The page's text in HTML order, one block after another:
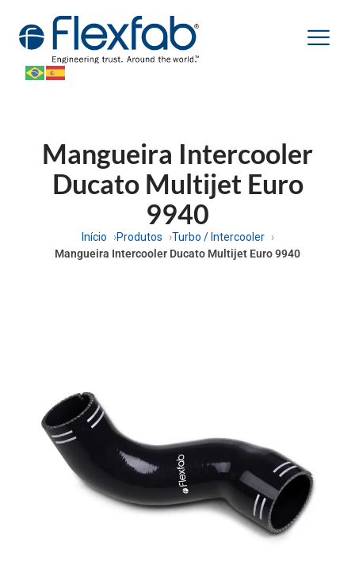
Mangueira Intercooler
Ducato Multijet Euro
9940
Início Produtos
Turbo / Intercooler
Mangueira Intercooler Ducato Multijet Euro 9940